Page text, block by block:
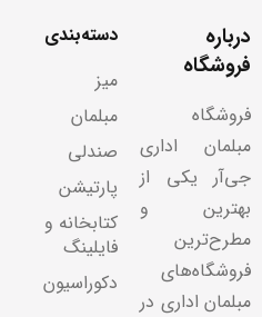
درباره
فروشگاه
فروشگاه
مبلمان اداری
جی‌آر یکی از
بهترین و
مطرح‌ترین
فروشگاه‌های
مبلمان اداری در
دسته‌بندی
میز
مبلمان
صندلی
پارتیشن
کتابخانه و
فایلینگ
دکوراسیون